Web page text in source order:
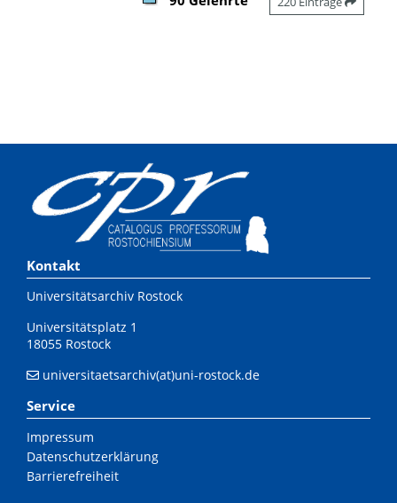
Kontakt
Universitätsarchiv Rostock
Universitätsplatz 1
18055 Rostock
universitaetsarchiv(at)uni-rostock.de
Service
Impressum
Datenschutzerklärung
Barrierefreiheit